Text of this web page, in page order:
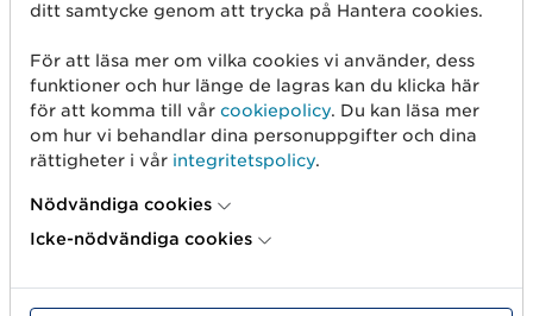
Mät produkten rätt
Börja med spårbarhet
Om oss
Det här är vi
GS1-standarder
ditt samtycke genom att trycka på Hantera cookies.
För att läsa mer om vilka cookies vi använder, dess
funktioner och hur länge de lagras kan du klicka här
för att komma till vår cookiepolicy. Du kan läsa mer
om hur vi behandlar dina personuppgifter och dina
rättigheter i vår integritetspolicy.
Nödvändiga cookies
Icke-nödvändiga cookies